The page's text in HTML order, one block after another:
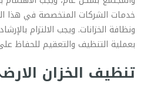
خدمات الشركات المتخصصة في هذا
ونظافة الخزانات. ويجب الالتزام
بعملية التنظيف والتعقيم للحفاظ
تنظيف الخزان